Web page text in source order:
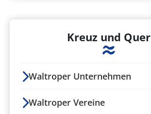
Kreuz und Quer
Waltroper Unternehmen
Waltroper Vereine